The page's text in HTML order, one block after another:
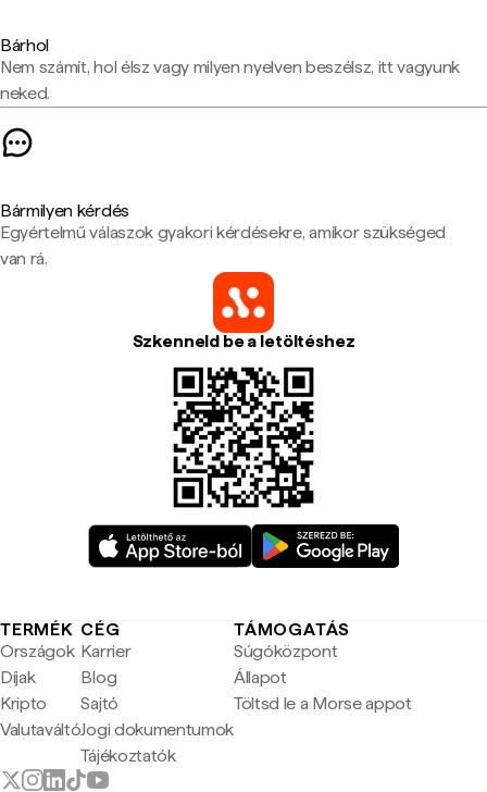
Bárhol
Nem számít, hol élsz vagy milyen nyelven beszélsz, itt vagyunk
neked.
Bármilyen kérdés
Egyértelmű válaszok gyakori kérdésekre, amikor szükséged
van rá.
Szkenneld be a letöltéshez
TERMÉK
Országok
Díjak
Kripto
Valutaváltó
CÉG
Karrier
Blog
Sajtó
Jogi dokumentumok
Tájékoztatók
TÁMOGATÁS
Súgóközpont
Állapot
Töltsd le a Morse appot